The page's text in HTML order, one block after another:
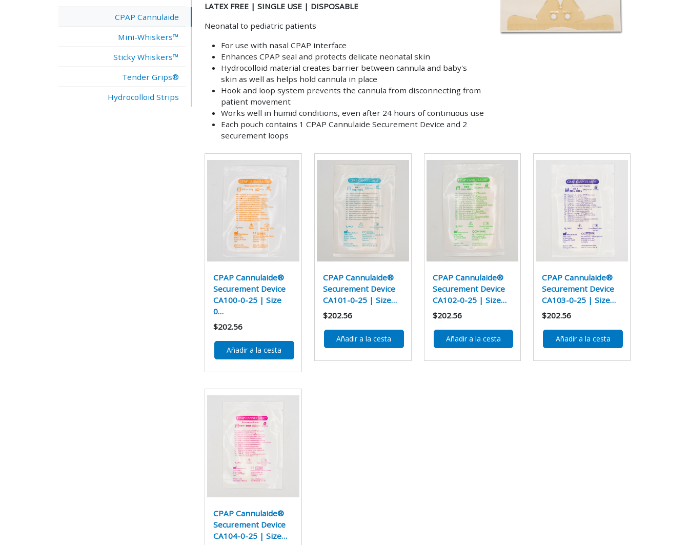
CPAP Cannulaide
Mini-Whiskers™
Sticky Whiskers™
Tender Grips®
Hydrocolloid Strips
LATEX FREE | SINGLE USE | DISPOSABLE
Neonatal to pediatric patients
For use with nasal CPAP interface
Enhances CPAP seal and protects delicate neonatal skin
Hydrocolloid material creates barrier between cannula and baby's
skin as well as helps hold cannula in place
Hook and loop system prevents the cannula from disconnecting from
patient movement
Works well in humid conditions, even after 24 hours of continuous use
Each pouch contains 1 CPAP Cannulaide Securement Device and 2
securement loops
CPAP Cannulaide®
Securement Device
CA100-0-25 | Size
0…
$202.56
Añadir a la cesta
CPAP Cannulaide®
Securement Device
CA101-0-25 | Size…
$202.56
Añadir a la cesta
CPAP Cannulaide®
Securement Device
CA102-0-25 | Size…
$202.56
Añadir a la cesta
CPAP Cannulaide®
Securement Device
CA103-0-25 | Size…
$202.56
Añadir a la cesta
CPAP Cannulaide®
Securement Device
CA104-0-25 | Size…